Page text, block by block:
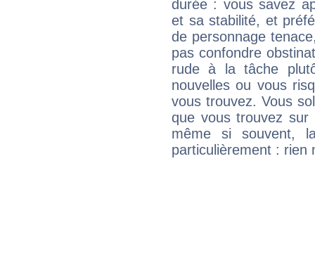
durée : vous savez
et sa stabilité, et
de personnage
pas confondre
rude à la tâche
nouvelles ou vous
vous trouvez. Vous
que vous trouvez
même si souvent,
particulièrement : rien